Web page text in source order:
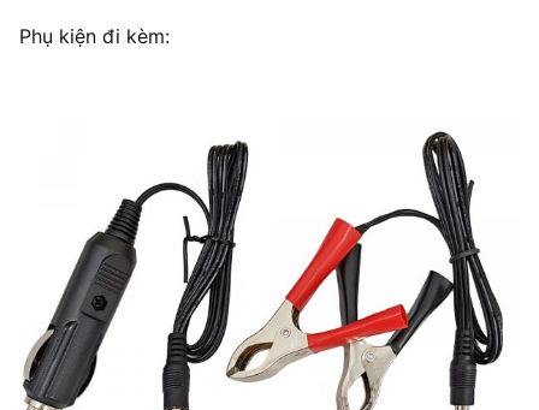
Phụ kiện đi kèm: